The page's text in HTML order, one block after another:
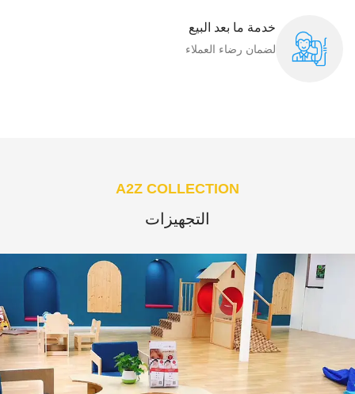
خدمة ما بعد البيع
لضمان رضاء العملاء​
A2Z COLLECTION
التجهيزات